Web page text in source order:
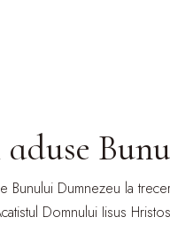
Bunului Dumnezeu la
Domnului Iisus